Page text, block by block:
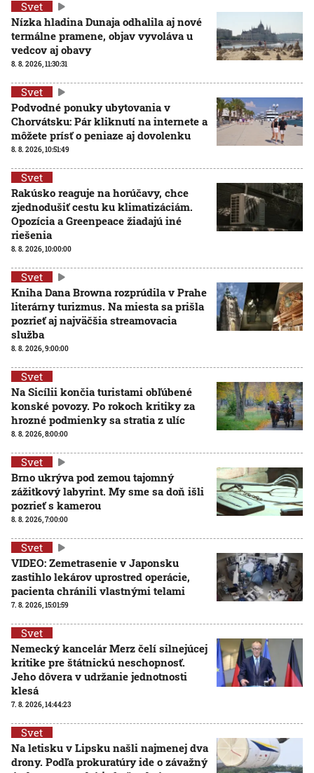
Svet
Nízka hladina Dunaja odhalila aj nové
termálne pramene, objav vyvoláva u
vedcov aj obavy
8. 8. 2026, 11:30:31
Svet
Podvodné ponuky ubytovania v
Chorvátsku: Pár kliknutí na internete a
môžete prísť o peniaze aj dovolenku
8. 8. 2026, 10:51:49
Svet
Rakúsko reaguje na horúčavy, chce
zjednodušiť cestu ku klimatizáciám.
Opozícia a Greenpeace žiadajú iné
riešenia
8. 8. 2026, 10:00:00
Svet
Kniha Dana Browna rozprúdila v Prahe
literárny turizmus. Na miesta sa prišla
pozrieť aj najväčšia streamovacia
služba
8. 8. 2026, 9:00:00
Svet
Na Sicílii končia turistami obľúbené
konské povozy. Po rokoch kritiky za
hrozné podmienky sa stratia z ulíc
8. 8. 2026, 8:00:00
Svet
Brno ukrýva pod zemou tajomný
zážitkový labyrint. My sme sa doň išli
pozrieť s kamerou
8. 8. 2026, 7:00:00
Svet
VIDEO: Zemetrasenie v Japonsku
zastihlo lekárov uprostred operácie,
pacienta chránili vlastnými telami
7. 8. 2026, 15:01:59
Svet
Nemecký kancelár Merz čelí silnejúcej
kritike pre štátnickú neschopnosť.
Jeho dôvera v udržanie jednotnosti
klesá
7. 8. 2026, 14:44:23
Svet
Na letisku v Lipsku našli najmenej dva
drony. Podľa prokuratúry ide o závažný